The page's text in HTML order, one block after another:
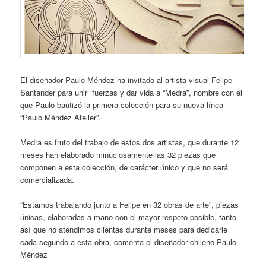
El diseñador Paulo Méndez ha invitado al artista visual Felipe
Santander para unir fuerzas y dar vida a “Medra”, nombre con el
que Paulo bautizó la primera colección para su nueva línea
“Paulo Méndez Atelier”.
Medra es fruto del trabajo de estos dos artistas, que durante 12
meses han elaborado minuciosamente las 32 piezas que
componen a esta colección, de carácter único y que no será
comercializada.
“Estamos trabajando junto a Felipe en 32 obras de arte”, piezas
únicas, elaboradas a mano con el mayor respeto posible, tanto
así que no atendimos clientas durante meses para dedicarle
cada segundo a esta obra, comenta el diseñador chileno Paulo
Méndez